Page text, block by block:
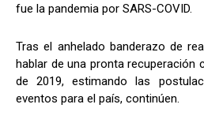
fue la pandemia por SARS-COVID.
Tras el anhelado banderazo de
hablar de una pronta recuperación
de 2019, estimando las
eventos para el país, continúen.